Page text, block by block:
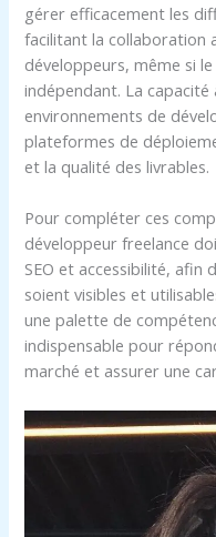
gérer efficacement les
facilitant la collaboration
développeurs, même si
indépendant. La capacité
environnements de
plateformes de
et la qualité des livrables.
Pour compléter ces
développeur freelance
SEO et accessibilité, afin
soient visibles et
une palette de
indispensable pour
marché et assurer une